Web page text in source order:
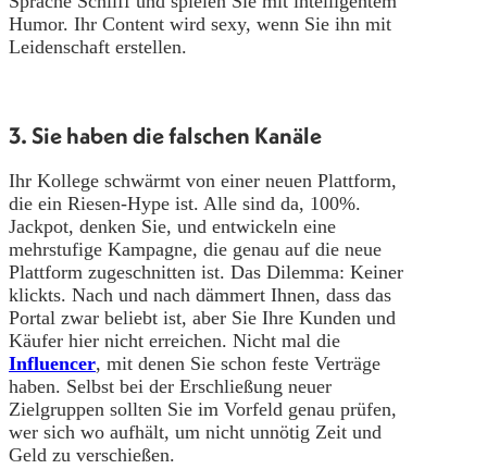
Humor. Ihr Content wird sexy, wenn Sie ihn mit
Leidenschaft erstellen.
3. Sie haben die falschen Kanäle
Ihr Kollege schwärmt von einer neuen Plattform,
die ein Riesen-Hype ist. Alle sind da, 100%.
Jackpot, denken Sie, und entwickeln eine
mehrstufige Kampagne, die genau auf die neue
Plattform zugeschnitten ist. Das Dilemma: Keiner
klickts. Nach und nach dämmert Ihnen, dass das
Portal zwar beliebt ist, aber Sie Ihre Kunden und
Käufer hier nicht erreichen. Nicht mal die
Influencer, mit denen Sie schon feste Verträge
haben. Selbst bei der Erschließung neuer
Zielgruppen sollten Sie im Vorfeld genau prüfen,
wer sich wo aufhält, um nicht unnötig Zeit und
Geld zu verschießen.